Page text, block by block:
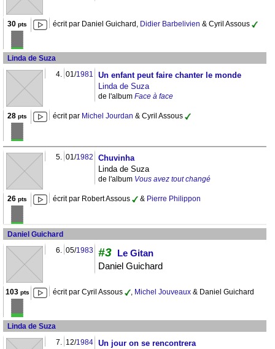
30 pts écrit par Daniel Guichard, Didier Barbelivien & Cyril Assous
Linda de Suza
4. 01/1981
Un enfant peut faire chanter le monde
Linda de Suza
de l'album Face à face
28 pts écrit par Michel Jourdan & Cyril Assous
5. 01/1982
Chuvinha
Linda de Suza
de l'album Vous avez tout changé
26 pts écrit par Robert Assous & Pierre Philippon
Daniel Guichard
6. 05/1983 #3 Le Gitan
Daniel Guichard
103pts écrit par Cyril Assous , Michel Jouveaux & Daniel Guichard
Linda de Suza
7. 12/1984 Un jour on se rencontrera